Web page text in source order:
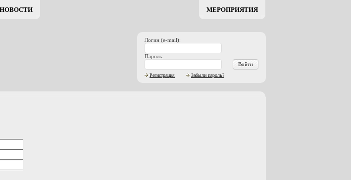
НОВОСТИ МЕРОПРИЯТИЯ
Логин (e-mail):
Пароль:
Войти
Регистрация Забыли пароль?